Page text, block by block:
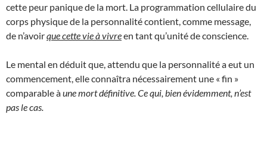
cette peur panique de la mort. La programmation cellulaire du
corps physique de la personnalité contient, comme message,
de n’avoirque cette vie à vivreen tant qu’unité de conscience.
Le mental en déduit que, attendu que la personnalité a eut un
commencement, elle connaîtra nécessairement une « fin »
comparable àune mort définitive. Ce qui, bien évidemment, n’est
pas le cas.